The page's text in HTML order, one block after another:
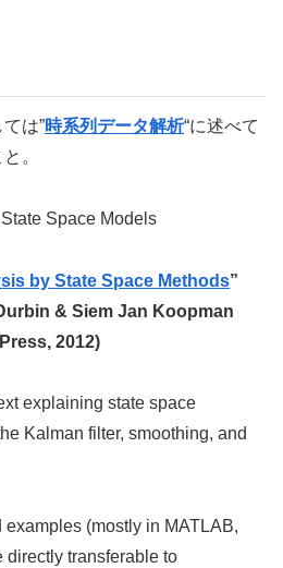
は”時系列データ解析“に述べて
。
Space Models
by State Space Methods”
& Siem Jan Koopman
2012)
explaining state space
Kalman filter, smoothing, and
examples (mostly in MATLAB,
directly transferable to